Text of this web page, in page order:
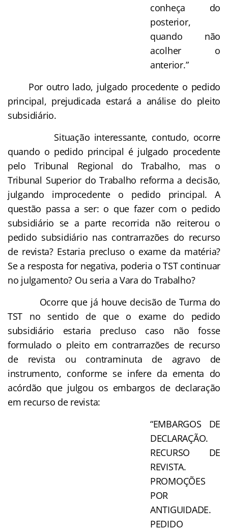
conheça do
posterior,
quando não
acolher o
anterior.”
Por outro lado, julgado procedente o pedido
principal, prejudicada estará a análise do pleito
subsidiário.
Situação interessante, contudo, ocorre
quando o pedido principal é julgado procedente
pelo Tribunal Regional do Trabalho, mas o
Tribunal Superior do Trabalho reforma a decisão,
julgando improcedente o pedido principal. A
questão passa a ser: o que fazer com o pedido
subsidiário se a parte recorrida não reiterou o
pedido subsidiário nas contrarrazões do recurso
de revista? Estaria precluso o exame da matéria?
Se a resposta for negativa, poderia o TST continuar
no julgamento? Ou seria a Vara do Trabalho?
Ocorre que já houve decisão de Turma do
TST no sentido de que o exame do pedido
subsidiário estaria precluso caso não fosse
formulado o pleito em contrarrazões de recurso
de revista ou contraminuta de agravo de
instrumento, conforme se infere da ementa do
acórdão que julgou os embargos de declaração
em recurso de revista:
“EMBARGOS DE
DECLARAÇÃO.
RECURSO DE
REVISTA.
PROMOÇÕES
POR
ANTIGUIDADE.
PEDIDO